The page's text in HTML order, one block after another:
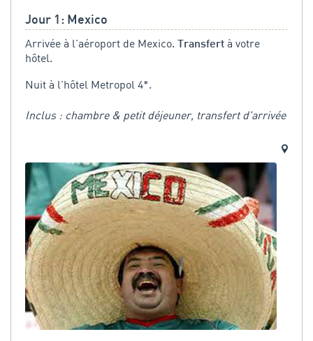
Jour 1: Mexico
Arrivée à l'aéroport de Mexico. Transfert à votre
hôtel.
Nuit à l'hôtel Metropol 4*.
Inclus : chambre & petit déjeuner, transfert d'arrivée